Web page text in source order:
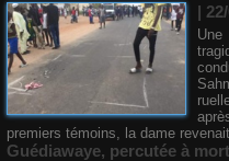
|
premiers témoins, la dame revenait
Guédiawaye, percutée à mort